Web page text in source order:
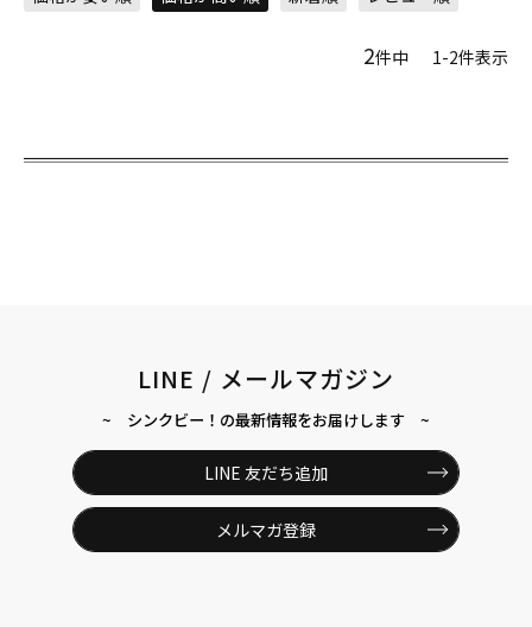
2件中 1-2件表示
LINE / メールマガジン
~ シンクビー！の最新情報をお届けします ~
LINE 友だち追加
メルマガ登録